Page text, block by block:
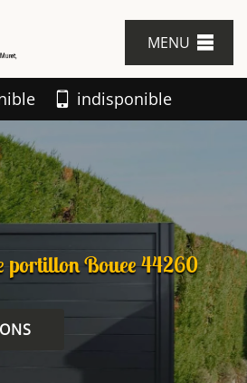
MENU
indisponible
portillon Bouee 44260